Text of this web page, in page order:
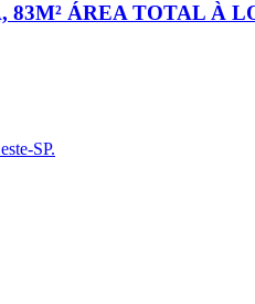
ÁREA TOTAL À